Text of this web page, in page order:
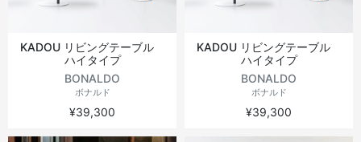
KADOU リビングテーブル
ハイタイプ
BONALDO
ボナルド
¥39,300
KADOU リビングテーブル
ハイタイプ
BONALDO
ボナルド
¥39,300